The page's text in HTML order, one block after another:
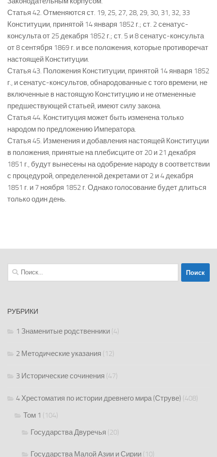
Статья 42. Отменяются ст. 19, 25, 27, 28, 29, 30, 31, 32, 33
Конституции, принятой 14 января 1852 г.; ст. 2 сенатус-
консульта от 25 декабря 1852 г.; ст. 5 и 8 сенатус-консульта
от 8 сентября 1869 г. и все положения, которые противоречат
настоящей Конституции.
Статья 43. Положения Конституции, принятой 14 января 1852
г., и сенатус-консультов, обнародованные с того времени, не
включенные в настоящую Конституцию и не отмененные
предшествующей статьей, имеют силу закона.
Статья 44. Конституция может быть изменена только
народом по предложению Императора.
Статья 45. Изменения и добавления настоящей Конституции
в положения, принятые на плебисците от 20 и 21 декабря
1851 г., будут вынесены на одобрение народу в соответствии
с процедурой, определенной декретами от 2 и 4 декабря
1851 г. и 7 ноября 1852 г. Однако голосование будет длиться
только один день.
Найти:
РУБРИКИ
1 Знаменитые родственники (4)
2 Методические указания (12)
3 Исторические сочинения (47)
4 Хрестоматия по истории древнего мира (Струве) (408)
Том 1 (104)
Государства Двуречья (20)
Государства Малой Азии и Сирии (10)